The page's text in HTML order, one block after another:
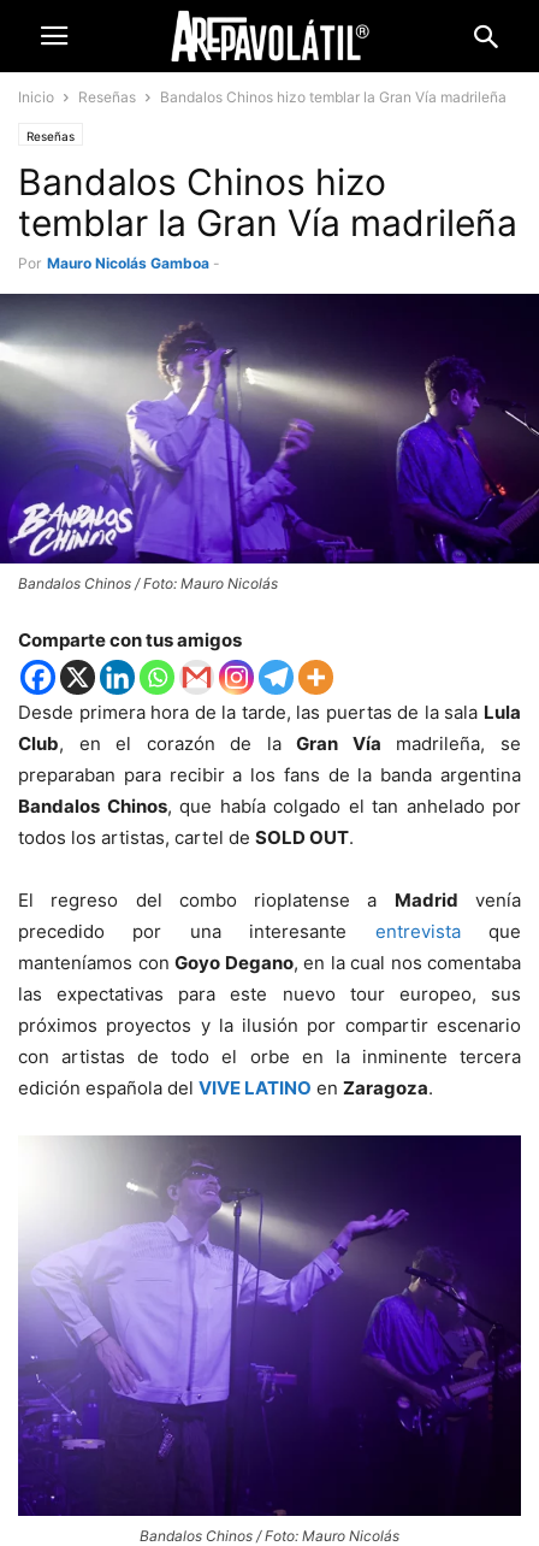
Inicio Reseñas Bandalos Chinos hizo temblar la Gran Vía madrileña
Reseñas
Bandalos Chinos hizo
temblar la Gran Vía madrileña
Por Mauro Nicolás Gamboa -
Bandalos Chinos / Foto: Mauro Nicolás
Comparte con tus amigos
Desde primera hora de la tarde, las puertas de la sala Lula
Club, en el corazón de laGran Vía madrileña, se
preparaban para recibir a los fans de la banda argentina
Bandalos Chinos, que había colgado el tan anhelado por
todos los artistas, cartel de SOLD OUT.
El regreso del combo rioplatense a Madrid venía
precedido por una interesante entrevistaque
manteníamos con Goyo Degano, en la cual nos comentaba
las expectativas para este nuevo tour europeo, sus
próximos proyectos y la ilusión por compartir escenario
con artistas de todo el orbe en la inminente tercera
edición española del VIVE LATINO en Zaragoza.
Bandalos Chinos / Foto: Mauro Nicolás